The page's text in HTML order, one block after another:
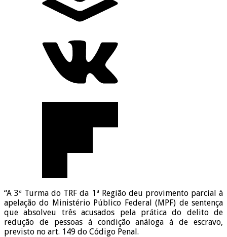
“A 3ª Turma do TRF da 1ª Região deu provimento parcial à
apelação do Ministério Público Federal (MPF) de sentença
que absolveu três acusados pela prática do delito de
redução de pessoas à condição análoga à de escravo,
previsto no art. 149 do Código Penal.